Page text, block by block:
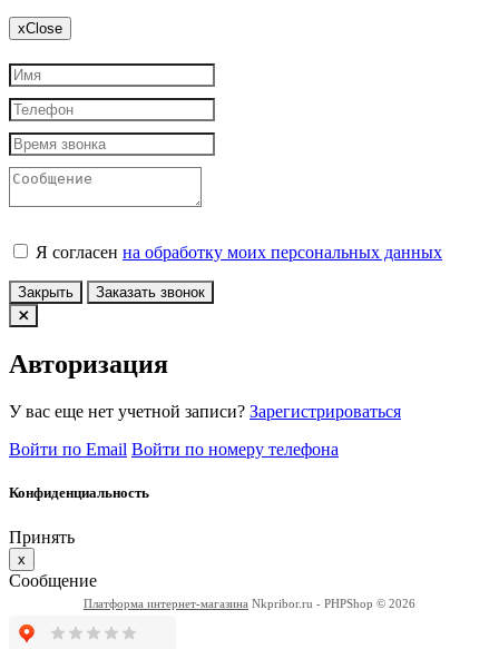
xClose
Я согласен на обработку моих персональных данных
Закрыть Заказать звонок
Авторизация
У вас еще нет учетной записи? Зарегистрироваться
Войти по Email Войти по номеру телефона
Конфиденциальность
Принять
x
Сообщение
Платформа интернет-магазина Nkpribor.ru - PHPShop © 2026